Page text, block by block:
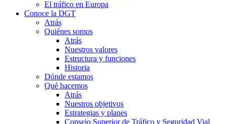
El tráfico en Europa
Conoce la DGT
Atrás
Quiénes somos
Atrás
Nuestros valores
Estructura y funciones
Historia
Dónde estamos
Qué hacemos
Atrás
Nuestros objetivos
Estrategias y planes
Consejo Superior de Tráfico y Seguridad Vial